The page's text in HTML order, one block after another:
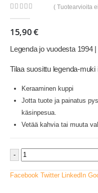
( Tuotearvioita
15,90€
Legenda jo vuodesta 1994
Tilaa suosittu legenda-muki
Keraaminen kuppi
Jotta tuote ja painatus
käsinpesua.
Vetää kahvia tai muuta
-
Facebook Twitter LinkedIn